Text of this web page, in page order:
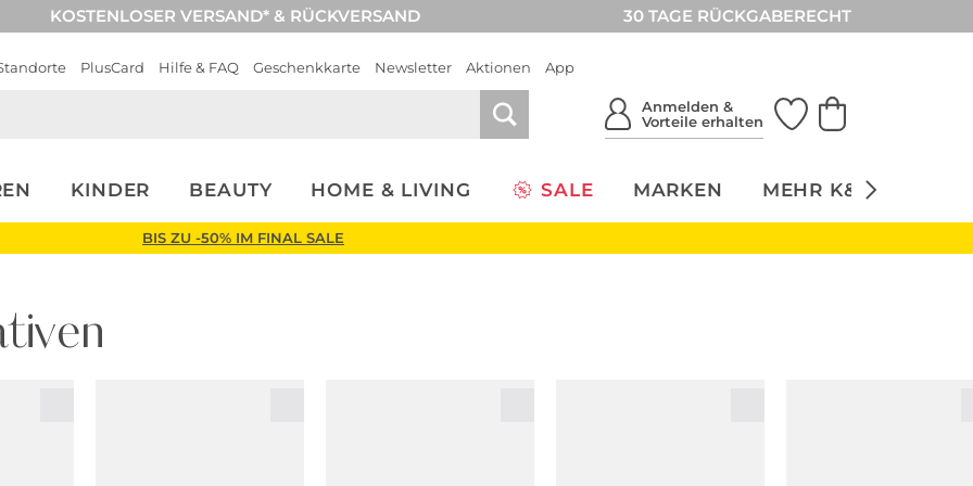
KOSTENLOSER VERSAND* & RÜCKVERSAND 30 TAGE RÜCKGABERECHT
PlusCard Hilfe & FAQ Geschenkkarte Newsletter Aktionen App
Anmelden &
Vorteile erhalten
KINDER BEAUTY HOME & LIVING SALE MARKEN MEHR K&Ö
BIS ZU -50% IM FINAL SALE